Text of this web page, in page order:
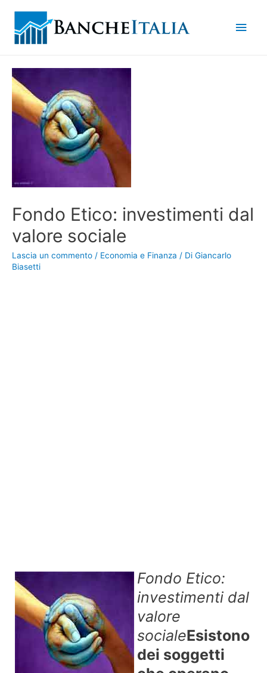
Fondo Etico: investimenti dal
valore sociale
Lascia un commento / Economia e Finanza / Di Giancarlo
Biasetti
Fondo Etico:
investimenti dal
valore
socialeEsistono
dei soggetti